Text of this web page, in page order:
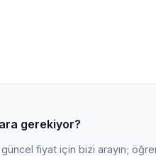
gerekiyor?
fiyat için bizi arayın;